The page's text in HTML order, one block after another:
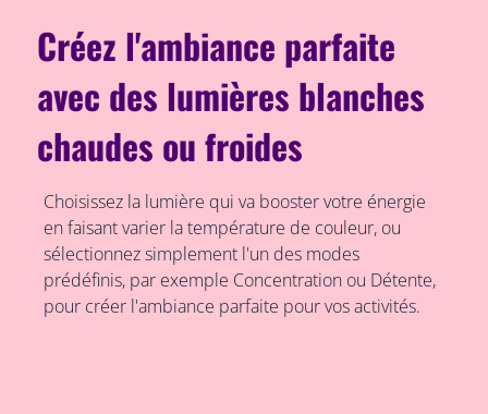
Créez l'ambiance parfaite
avec des lumières blanches
chaudes ou froides
Choisissez la lumière qui va booster votre énergie
en faisant varier la température de couleur, ou
sélectionnez simplement l'un des modes
prédéfinis, par exemple Concentration ou Détente,
pour créer l'ambiance parfaite pour vos activités.